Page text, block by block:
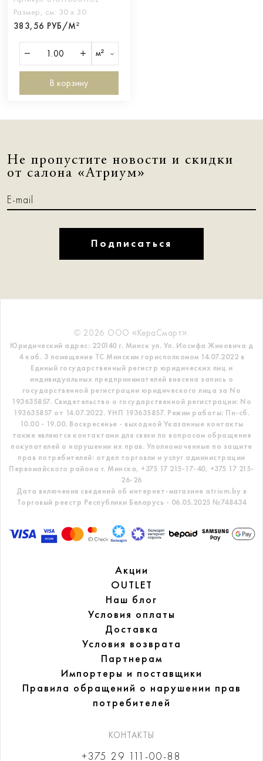
Размер, см: 30 х 30
383,56 РУБ/М²
м²
В корзину
Не пропустите новости и скидки
от салона «Атриум»
Подписаться
© 2026 ООО «КераСмарт».
Юридический адрес: 220140 г. Минск ул. Ул. Иосифа Жиновича д
4 каб. 3 помещение ТС Минским горисполкомом 14.07.2022 в
Единый государственный регистр юридических лиц и
индивидуальных предпринимателей внесена запись о
государственной регистрации юридического лица за No
193635857. Свидетельство о государственной регистрации: No
193635857 от 14.07.2022. УНП 193635857. Режим работы: Пн-сб.
10.00 - 19.00. Воскресенье - выходной Указанные контакты
также являются контактами для связи по вопросам обращения
покупателей о нарушении их прав. Уполномоченные по защите
прав потребителей: отдел торговли и услуг администрации
Первомайского района г. Минска, +375 17 215-17-40, +375 17 215-
26-26
Дата включения сведений об интернет-магазине atrium.by в
Торговый реестр Республики Беларусь - 06.05.2025 №748434
Акции
OUTLET
Наш блог
Условия оплаты
Доставка
Условия возврата
Партнерам
Импортеры и поставщики
Правила обращений о нарушении прав
потребителей
КОНТАКТЫ
+375 29 111-00-88